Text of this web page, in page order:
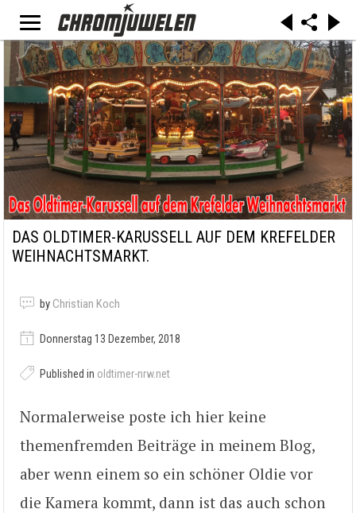
DAS OLDTIMER-KARUSSELL AUF DEM KREFELDER
WEIHNACHTSMARKT.
by Christian Koch
Donnerstag 13 Dezember, 2018
Published in oldtimer-nrw.net
Normalerweise poste ich hier keine
themenfremden Beiträge in meinem Blog,
aber wenn einem so ein schöner Oldie vor
die Kamera kommt, dann ist das auch schon